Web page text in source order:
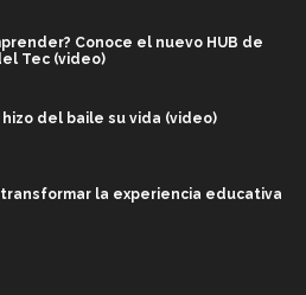
Conoce el nuevo HUB de
Tec (video)
hizo del baile su vida (video)
la experiencia educativa